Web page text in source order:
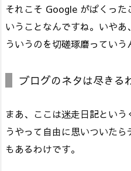
それこそ Google がぱくった
いうことなんですね。いや
ういうのを切磋琢磨ってい
ブログのネタは尽きる
まあ、ここは迷走日記とい
うやって自由に思いついた
もあるわけです。